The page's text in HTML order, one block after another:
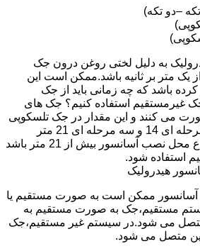
–دو تکه)
به دلیل لختی روغن درون جک
یک متر بر ثانیه باشد.ممکن است این
باشد که چه زمانی باید از جک
غیرمستقیم استفاده کنیم؟ جک های
متر را ساپورت می کنند و این مقدار در جک تلسکوپی
تک مرحله ای 7 متر،دو مرحله ای 14 و سه مرحله ای 21 متر
است.در صورتی که ارتفاع محل نصب آسانسور بیش از 21 متر باشد
استفاده شود.
هیدرولیک
آسانسور ممکن است به صورت مستقیم یا
مستقیم،جک به صورت مستقیم به
متصل می شود.در سیستم غیر مستقیم،جک
متصل می شود.